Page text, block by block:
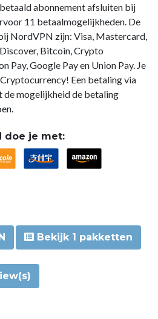
abonnement afsluiten bij
11 betaalmogelijkheden. De
NordVPN zijn: Visa, Mastercard,
Bitcoin, Crypto
Pay, Google Pay en Union Pay. Je
Een betaling via
mogelijkheid de betaling
doe je met:
Bekijk 1 pakketten